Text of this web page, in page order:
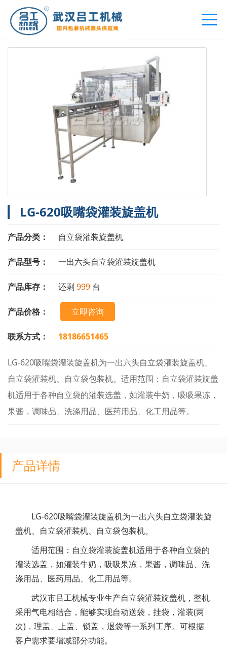
您的位置：首页>产品中心>自立袋灌装旋盖机
LG-620吸嘴袋灌装旋盖机
产品分类： 自立袋灌装旋盖机
产品型号： 一出六头自立袋灌装旋盖机
产品库存： 还剩 999 台
产品价格： 立即咨询
联系方式： 18186651465
LG-620吸嘴袋灌装旋盖机为一出六头自立袋灌装旋盖机、
自立袋灌装机、自立袋包装机。适用范围：自立袋灌装旋盖
机适用于各种自立袋的灌装选盖，如灌装牛奶，吸吸果冻，
果酱，调味品、洗涤用品、医药用品、化工用品等。
产品详情
LG-620吸嘴袋灌装旋盖机为一出六头自立袋灌装旋
盖机、自立袋灌装机、自立袋包装机。
适用范围：自立袋灌装旋盖机适用于各种自立袋的
灌装选盖，如灌装牛奶，吸吸果冻，果酱，调味品、洗
涤用品、医药用品、化工用品等。
武汉市吕工机械专业生产自立袋灌装旋盖机，整机
采用气电相结合，能够实现自动送袋，挂袋，灌装(两
次)，理盖、上盖、锁盖，退袋等一系列工序。可根据
客户需求要增减部分功能。